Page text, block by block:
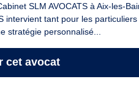
SLM AVOCATS à Aix-les-
tant pour les
stratégie personnalisé...
cet avocat